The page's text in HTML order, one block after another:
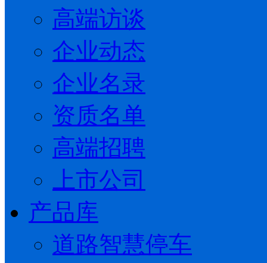
高端访谈
企业动态
企业名录
资质名单
高端招聘
上市公司
产品库
道路智慧停车